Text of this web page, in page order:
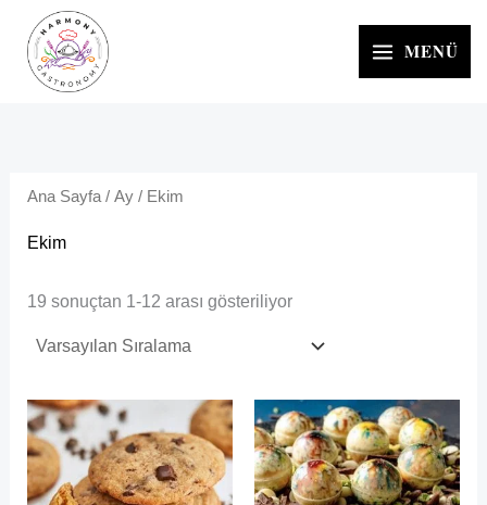
İçeriğe
MENÜ
Ana Sayfa/ Ay/ Ekim
Ekim
19 sonuçtan 1-12 arası gösteriliyor